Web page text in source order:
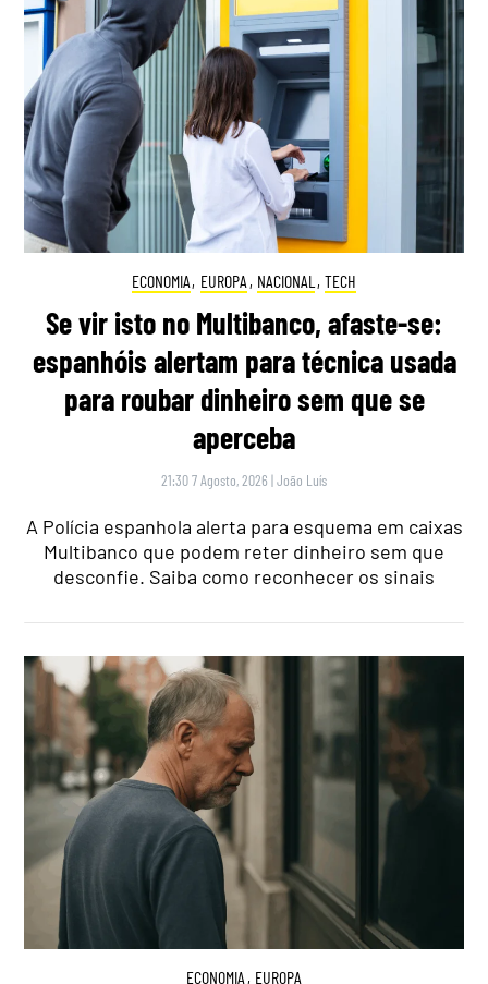
ECONOMIA, EUROPA , NACIONAL , TECH
Se vir isto no Multibanco, afaste-se:
espanhóis alertam para técnica usada
para roubar dinheiro sem que se
aperceba
21:30 7 Agosto, 2026 |João Luís
A Polícia espanhola alerta para esquema em caixas
Multibanco que podem reter dinheiro sem que
desconfie. Saiba como reconhecer os sinais
ECONOMIA , EUROPA